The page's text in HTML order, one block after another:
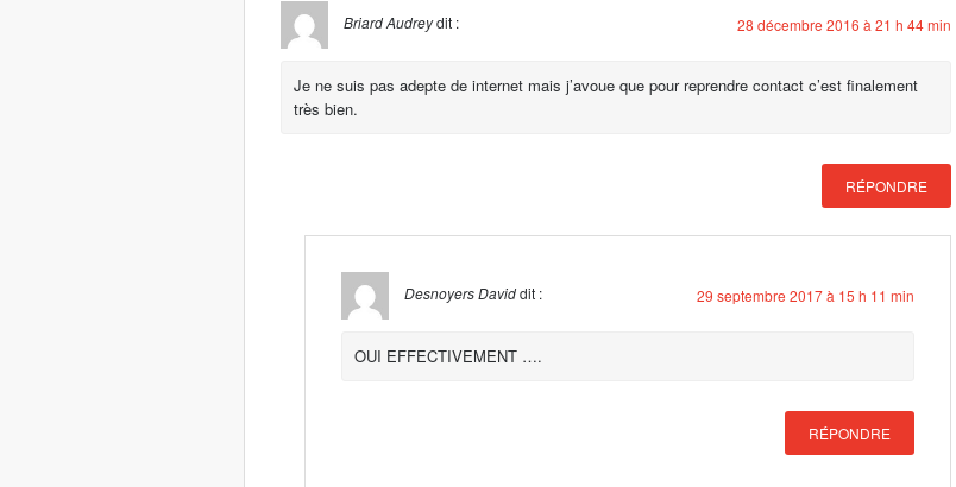
Briard Audrey dit : 28 décembre 2016 à 21 h 44 min
Je ne suis pas adepte de internet mais j’avoue que pour reprendre contact c’est finalement
très bien.
RÉPONDRE
Desnoyers David dit : 29 septembre 2017 à 15 h 11 min
OUI EFFECTIVEMENT ….
RÉPONDRE